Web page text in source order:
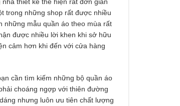
trong những shop rất được nhiều
những mẫu quần áo theo mùa rất
được nhiều lời khen khi sở hữu
cảm hơn khi đến với cửa hàng
cần tìm kiếm những bộ quần áo
choáng ngợp với thiên đường
nhưng luôn ưu tiên chất lượng